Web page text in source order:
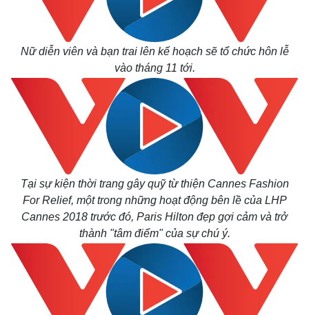
Nữ diễn viên và bạn trai lên kế hoạch sẽ tổ chức hôn lễ
vào tháng 11 tới.
Tại sự kiện thời trang gây quỹ từ thiện Cannes Fashion
For Relief, một trong những hoạt động bên lề của LHP
Cannes 2018 trước đó, Paris Hilton đẹp gợi cảm và trở
thành "tâm điểm" của sự chú ý.